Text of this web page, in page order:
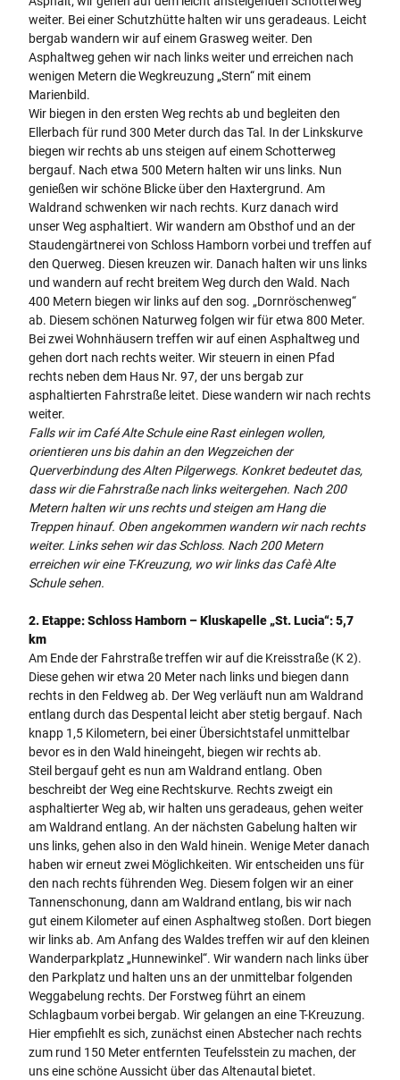
weiter. Bei einer Schutzhütte halten wir uns geradeaus. Leicht
bergab wandern wir auf einem Grasweg weiter. Den
Asphaltweg gehen wir nach links weiter und erreichen nach
wenigen Metern die Wegkreuzung „Stern“ mit einem
Marienbild.
Wir biegen in den ersten Weg rechts ab und begleiten den
Ellerbach für rund 300 Meter durch das Tal. In der Linkskurve
biegen wir rechts ab uns steigen auf einem Schotterweg
bergauf. Nach etwa 500 Metern halten wir uns links. Nun
genießen wir schöne Blicke über den Haxtergrund. Am
Waldrand schwenken wir nach rechts. Kurz danach wird
unser Weg asphaltiert. Wir wandern am Obsthof und an der
Staudengärtnerei von Schloss Hamborn vorbei und treffen auf
den Querweg. Diesen kreuzen wir. Danach halten wir uns links
und wandern auf recht breitem Weg durch den Wald. Nach
400 Metern biegen wir links auf den sog. „Dornröschenweg“
ab. Diesem schönen Naturweg folgen wir für etwa 800 Meter.
Bei zwei Wohnhäusern treffen wir auf einen Asphaltweg und
gehen dort nach rechts weiter. Wir steuern in einen Pfad
rechts neben dem Haus Nr. 97, der uns bergab zur
asphaltierten Fahrstraße leitet. Diese wandern wir nach rechts
weiter.
Falls wir im Café Alte Schule eine Rast einlegen wollen,
orientieren uns bis dahin an den Wegzeichen der
Querverbindung des Alten Pilgerwegs. Konkret bedeutet das,
dass wir die Fahrstraße nach links weitergehen. Nach 200
Metern halten wir uns rechts und steigen am Hang die
Treppen hinauf. Oben angekommen wandern wir nach rechts
weiter. Links sehen wir das Schloss. Nach 200 Metern
erreichen wir eine T-Kreuzung, wo wir links das Cafè Alte
Schule sehen.
2. Etappe:Schloss Hamborn – Kluskapelle „St. Lucia“: 5,7
km
Am Ende der Fahrstraße treffen wir auf die Kreisstraße (K 2).
Diese gehen wir etwa 20 Meter nach links und biegen dann
rechts in den Feldweg ab. Der Weg verläuft nun am Waldrand
entlang durch das Despental leicht aber stetig bergauf. Nach
knapp 1,5 Kilometern, bei einer Übersichtstafel unmittelbar
bevor es in den Wald hineingeht, biegen wir rechts ab.
Steil bergauf geht es nun am Waldrand entlang. Oben
beschreibt der Weg eine Rechtskurve. Rechts zweigt ein
asphaltierter Weg ab, wir halten uns geradeaus, gehen weiter
am Waldrand entlang. An der nächsten Gabelung halten wir
uns links, gehen also in den Wald hinein. Wenige Meter danach
haben wir erneut zwei Möglichkeiten. Wir entscheiden uns für
den nach rechts führenden Weg. Diesem folgen wir an einer
Tannenschonung, dann am Waldrand entlang, bis wir nach
gut einem Kilometer auf einen Asphaltweg stoßen. Dort biegen
wir links ab. Am Anfang des Waldes treffen wir auf den kleinen
Wanderparkplatz „Hunnewinkel“. Wir wandern nach links über
den Parkplatz und halten uns an der unmittelbar folgenden
Weggabelung rechts. Der Forstweg führt an einem
Schlagbaum vorbei bergab. Wir gelangen an eine T-Kreuzung.
Hier empfiehlt es sich, zunächst einen Abstecher nach rechts
zum rund 150 Meter entfernten Teufelsstein zu machen, der
uns eine schöne Aussicht über das Altenautal bietet.